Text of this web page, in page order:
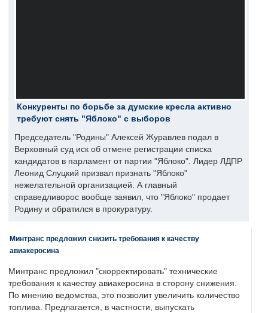
Конкуренты по борьбе за думские кресла активно
требуют снять "Яблоко" с выборов
Председатель "Родины" Алексей Журавлев подал в
Верховный суд иск об отмене регистрации списка
кандидатов в парламент от партии "Яблоко". Лидер ЛДПР
Леонид Слуцкий призвал признать "Яблоко"
нежелательной организацией. А главный
справедливорос вообще заявил, что "Яблоко" продает
Родину и обратился в прокуратуру.
Минтранс предложил снизить требования к качеству
авиакеросина
Минтранс предложил "скорректировать" технические
требования к качеству авиакеросина в сторону снижения.
По мнению ведомства, это позволит увеличить количество
топлива. Предлагается, в частности, выпускать